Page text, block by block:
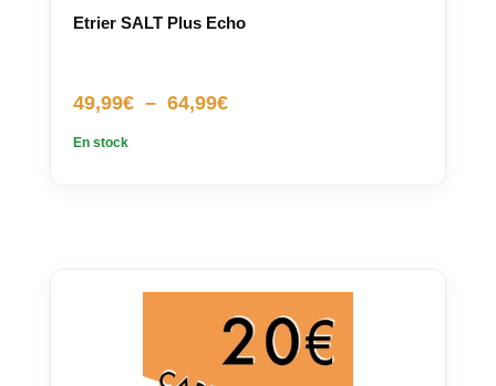
Etrier SALT Plus Echo
49,99€ – 64,99€Plage
En stock